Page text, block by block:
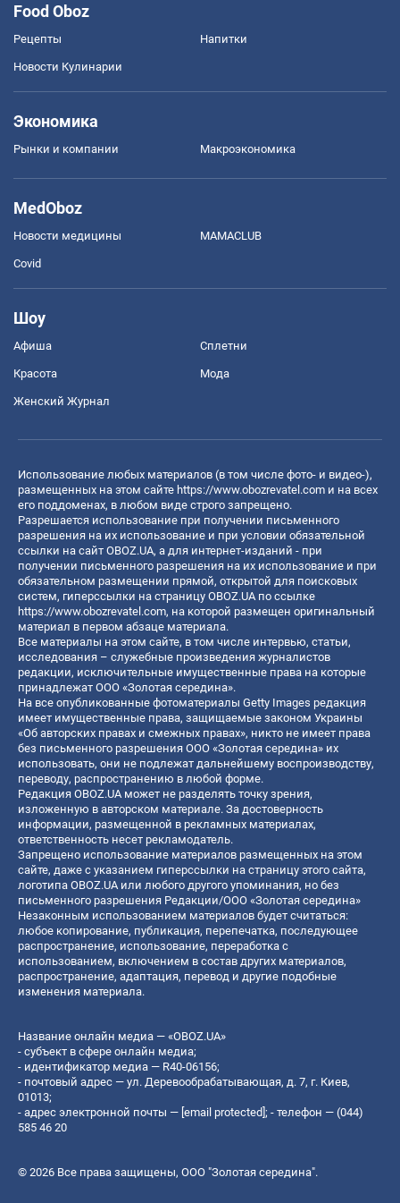
Food Oboz
Рецепты Напитки
Новости Кулинарии
Экономика
Рынки и компании Mакроэкономика
MedOboz
Новости медицины MAMACLUB
Covid
Шоу
Афиша Сплетни
Красота Мода
Женский Журнал
Использование любых материалов (в том числе фото- и видео-),
размещенных на этом сайте https://www.obozrevatel.com и на всех
его поддоменах, в любом виде строго запрещено.
Разрешается использование при получении письменного
разрешения на их использование и при условии обязательной
ссылки на сайт OBOZ.UA, а для интернет-изданий - при
получении письменного разрешения на их использование и при
обязательном размещении прямой, открытой для поисковых
систем, гиперссылки на страницу OBOZ.UA по ссылке
https://www.obozrevatel.com, на которой размещен оригинальный
материал в первом абзаце материала.
Все материалы на этом сайте, в том числе интервью, статьи,
исследования – служебные произведения журналистов
редакции, исключительные имущественные права на которые
принадлежат ООО «Золотая середина».
На все опубликованные фотоматериалы Getty Images редакция
имеет имущественные права, защищаемые законом Украины
«Об авторских правах и смежных правах», никто не имеет права
без письменного разрешения ООО «Золотая середина» их
использовать, они не подлежат дальнейшему воспроизводству,
переводу, распространению в любой форме.
Редакция OBOZ.UA может не разделять точку зрения,
изложенную в авторском материале. За достоверность
информации, размещенной в рекламных материалах,
ответственность несет рекламодатель.
Запрещено использование материалов размещенных на этом
сайте, даже с указанием гиперссылки на страницу этого сайта,
логотипа OBOZ.UA или любого другого упоминания, но без
письменного разрешения Редакции/ООО «Золотая середина»
Незаконным использованием материалов будет считаться:
любое копирование, публикация, перепечатка, последующее
распространение, использование, переработка с
использованием, включением в состав других материалов,
распространение, адаптация, перевод и другие подобные
изменения материала.
Название онлайн медиа — «OBOZ.UA»
- субъект в сфере онлайн медиа;
- идентификатор медиа — R40-06156;
- почтовый адрес — ул. Деревообрабатывающая, д. 7, г. Киев,
01013;
- адрес электронной почты — [email protected] ; - телефон — (044)
585 46 20
© 2026 Все права защищены, ООО "Золотая середина".